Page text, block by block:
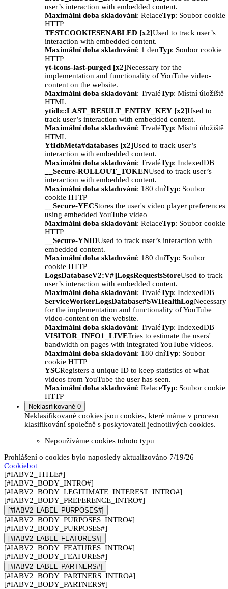
user’s interaction with embedded content.
Maximální doba skladování: RelaceTyp: Soubor cookie
HTTP
TESTCOOKIESENABLED [x2]Used to track user’s
interaction with embedded content.
Maximální doba skladování: 1 denTyp: Soubor cookie
HTTP
yt-icons-last-purged [x2]Necessary for the
implementation and functionality of YouTube video-
content on the website.
Maximální doba skladování: TrvaléTyp: Místní úložiště
HTML
ytidb::LAST_RESULT_ENTRY_KEY [x2]Used to
track user’s interaction with embedded content.
Maximální doba skladování: TrvaléTyp: Místní úložiště
HTML
YtIdbMeta#databases [x2]Used to track user’s
interaction with embedded content.
Maximální doba skladování: TrvaléTyp: IndexedDB
__Secure-ROLLOUT_TOKENUsed to track user’s
interaction with embedded content.
Maximální doba skladování: 180 dníTyp: Soubor
cookie HTTP
__Secure-YECStores the user's video player preferences
using embedded YouTube video
Maximální doba skladování: RelaceTyp: Soubor cookie
HTTP
__Secure-YNIDUsed to track user’s interaction with
embedded content.
Maximální doba skladování: 180 dníTyp: Soubor
cookie HTTP
LogsDatabaseV2:V#||LogsRequestsStoreUsed to track
user’s interaction with embedded content.
Maximální doba skladování: TrvaléTyp: IndexedDB
ServiceWorkerLogsDatabase#SWHealthLogNecessary
for the implementation and functionality of YouTube
video-content on the website.
Maximální doba skladování: TrvaléTyp: IndexedDB
VISITOR_INFO1_LIVETries to estimate the users'
bandwidth on pages with integrated YouTube videos.
Maximální doba skladování: 180 dníTyp: Soubor
cookie HTTP
YSCRegisters a unique ID to keep statistics of what
videos from YouTube the user has seen.
Maximální doba skladování: RelaceTyp: Soubor cookie
HTTP
Neklasifikované 0
Neklasifikované cookies jsou cookies, které máme v procesu
klasifikování společně s poskytovateli jednotlivých cookies.
Nepoužíváme cookies tohoto typu
Prohlášení o cookies bylo naposledy aktualizováno 7/19/26
Cookiebot
[#IABV2_TITLE#]
[#IABV2_BODY_INTRO#]
[#IABV2_BODY_LEGITIMATE_INTEREST_INTRO#]
[#IABV2_BODY_PREFERENCE_INTRO#]
[#IABV2_LABEL_PURPOSES#]
[#IABV2_BODY_PURPOSES_INTRO#]
[#IABV2_BODY_PURPOSES#]
[#IABV2_LABEL_FEATURES#]
[#IABV2_BODY_FEATURES_INTRO#]
[#IABV2_BODY_FEATURES#]
[#IABV2_LABEL_PARTNERS#]
[#IABV2_BODY_PARTNERS_INTRO#]
[#IABV2_BODY_PARTNERS#]